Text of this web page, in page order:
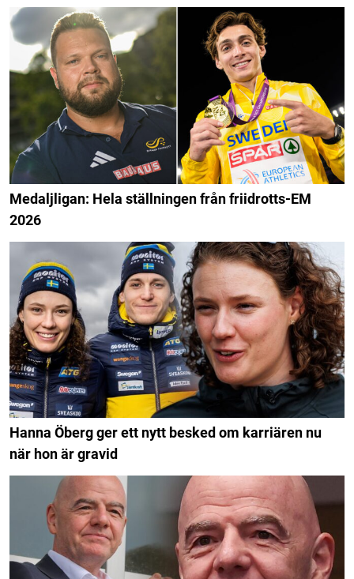
Medaljligan: Hela ställningen från friidrotts-EM
2026
Hanna Öberg ger ett nytt besked om karriären nu
när hon är gravid